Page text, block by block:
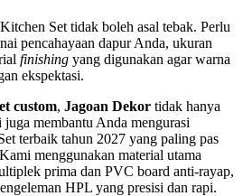
Set tidak boleh asal tebak. Perlu
pencahayaan dapur Anda, ukuran
finishing yang digunakan agar warna
ekspektasi.
custom, Jagoan Dekor tidak hanya
membantu Anda mengurasi
terbaik tahun 2027 yang paling pas
menggunakan material utama
prima dan PVC board anti-rayap,
HPL yang presisi dan rapi.